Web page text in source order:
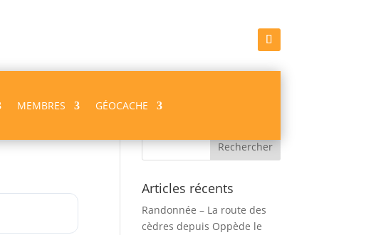
MEMBRES GÉOCACHE
Articles récents
Randonnée – La route des
cèdres depuis Oppède le